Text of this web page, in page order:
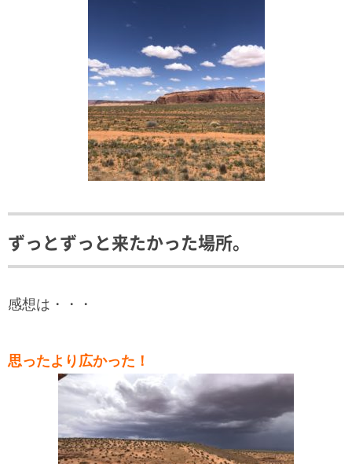
ずっとずっと来たかった場所。
感想は・・・
思ったより広かった！